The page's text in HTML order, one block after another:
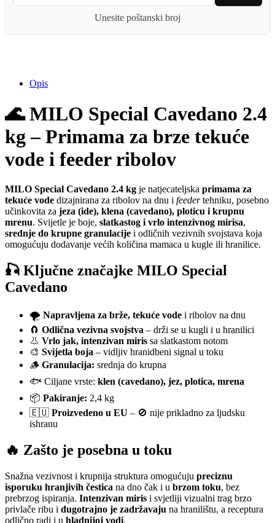
Unesite poštanski broj
Opis
🌊 MILO Special Cavedano 2.4
kg – Primama za brze tekuće
vode i feeder ribolov
MILO Special Cavedano 2.4 kg je natjecateljska primama za
tekuće vode dizajnirana za ribolov na dnu i feedertehniku, posebno
učinkovita za jeza (ide), klena (cavedano), ploticu i krupnu
mrenu. Svijetle je boje, slatkastog i vrlo intenzivnog mirisa,
srednje do krupne granulacije i odličnih vezivnih svojstava koja
omogućuju dodavanje većih količina mamaca u kugle ili hranilice.
🎣 Ključne značajke MILO Special
Cavedano
🌪️ Napravljena za brže, tekuće vode i ribolov na dnu
🧲 Odlična vezivna svojstva – drži se u kugli i u hranilici
👃 Vrlo jak, intenzivan miris sa slatkastom notom
🎨 Svijetla boja – vidljiv hranidbeni signal u toku
🪵 Granulacija: srednja do krupna
🐟 Ciljane vrste: klen (cavedano), jez, plotica, mrena
📦 Pakiranje: 2,4 kg
🇪🇺 Proizvedeno u EU – 🚫 nije prikladno za ljudsku
ishranu
🔥 Zašto je posebna u toku
Snažna vezivnost i krupnija struktura omogućuju preciznu
isporuku hranjivih čestica na dno čak i u brzom toku, bez
prebrzog ispiranja. Intenzivan miris i svjetliji vizualni trag brzo
privlače ribu i dugotrajno je zadržavaju na hranilištu, a receptura
odlično radi i u hladnijoj vodi.